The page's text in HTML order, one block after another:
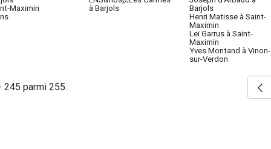
Maximin
à Barjols
Barjols
Henri Matisse à Saint-
Maximin
Leï Garrus à Saint-
Maximin
Yves Montand à Vinon-
sur-Verdon
parmi 255.